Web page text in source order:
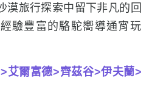
漠旅行探索中留下非凡的回
驗豐富的駱駝嚮導通宵玩
艾爾富德>齊茲谷>伊夫蘭>